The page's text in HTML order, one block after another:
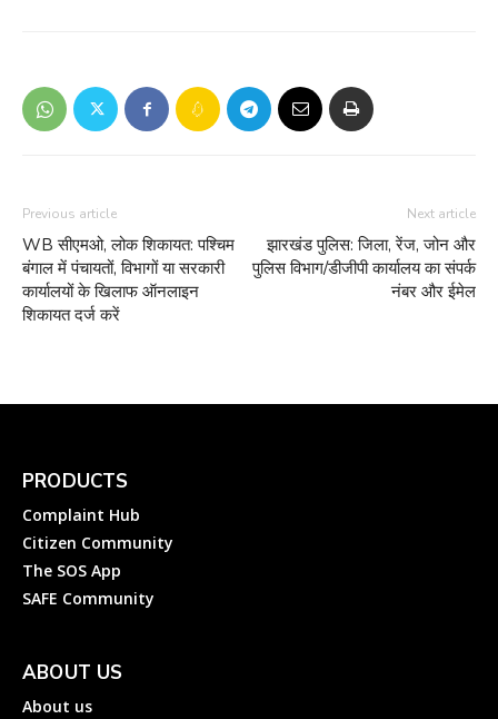
Previous article
WB सीएमओ, लोक शिकायत: पश्चिम
बंगाल में पंचायतों, विभागों या सरकारी
कार्यालयों के खिलाफ ऑनलाइन
शिकायत दर्ज करें
Next article
झारखंड पुलिस: जिला, रेंज, जोन और
पुलिस विभाग/डीजीपी कार्यालय का संपर्क
नंबर और ईमेल
PRODUCTS
Complaint Hub
Citizen Community
The SOS App
SAFE Community
ABOUT US
About us